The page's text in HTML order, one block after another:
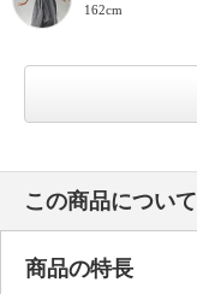
162cm
この商品について
商品の特長